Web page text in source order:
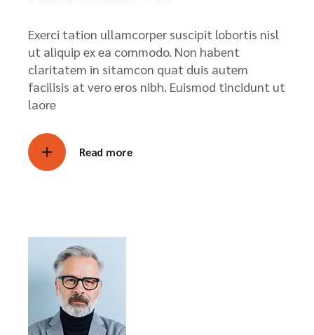
Exerci tation ullamcorper suscipit lobortis nisl
ut aliquip ex ea commodo. Non habent
claritatem in sitamcon quat duis autem
facilisis at vero eros nibh. Euismod tincidunt ut
laore
Read more